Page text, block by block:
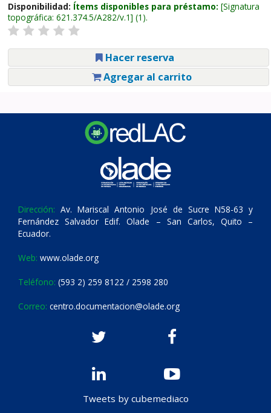
Disponibilidad: Ítems disponibles para préstamo: Signatura
topográfica: 621.374.5/A282/v.1 (1).
Hacer reserva
Agregar al carrito
Dirección: Av. Mariscal Antonio José de Sucre N58-63 y
Fernández Salvador Edif. Olade – San Carlos, Quito –
Ecuador.
Web: www.olade.org
Teléfono: (593 2) 259 8122 / 2598 280
Correo: centro.documentacion@olade.org
Tweets by cubemediaco